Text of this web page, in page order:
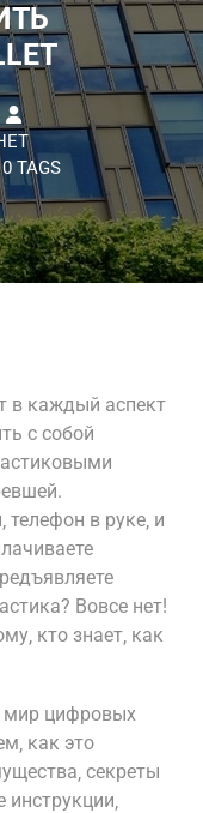
TAGS
в каждый аспект
с собой
телефон в руке‚ и
Вовсе нет!
кто знает‚ как
мир цифровых
как это
секреты